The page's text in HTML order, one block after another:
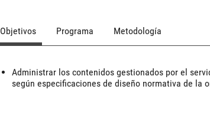
Objetivos Programa Metodología
Administrar los contenidos gestionados por el
según especificaciones de diseño normativa de la